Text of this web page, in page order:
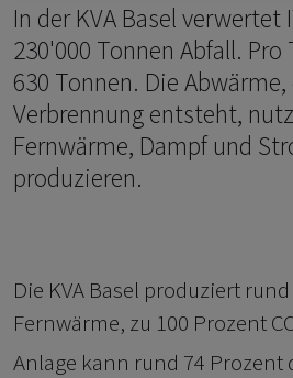
In der KVA Basel verwertet
230'000 Tonnen Abfall.
630 Tonnen. Die
Verbrennung entsteht,
Fernwärme, Dampf und
produzieren.
Die KVA Basel produziert
Fernwärme, zu 100 Prozent
Anlage kann rund 74 Prozent